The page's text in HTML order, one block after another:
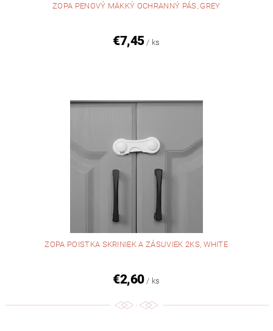
ZOPA PENOVÝ MÄKKÝ OCHRANNÝ PÁS, GREY
€7,45 / ks
ZOPA POISTKA SKRINIEK A ZÁSUVIEK 2KS, WHITE
€2,60 / ks